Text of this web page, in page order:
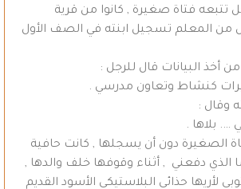
تتبعه فتاة صغيرة , كانوا من قرية
من المعلم تسجيل ابنته في الصف الأول
أخذ البيانات قال للرجل :
كنشاط وتعاون مدرسي .
وقال :
…. بلاها .
الصغيرة دون أن يسجلها , كانت حافية
الذي دفعني , أثناء وقوفها خلف والدها ,
لأريها حذائي البلاستيكي الأسود القديم